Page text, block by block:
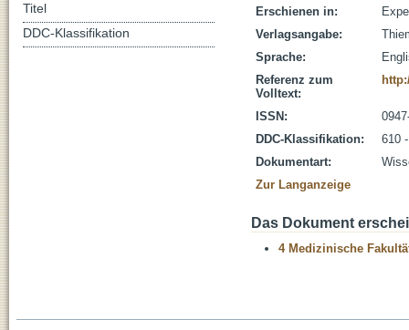
Erschienen in:
Verlagsangabe:
Sprache:
Referenz zum
Volltext:
ISSN:
DDC-Klassifikation:
610
Dokumentart:
Zur Langanzeige
Das Dokument
4 Medizinische
Titel
DDC-Klassifikation